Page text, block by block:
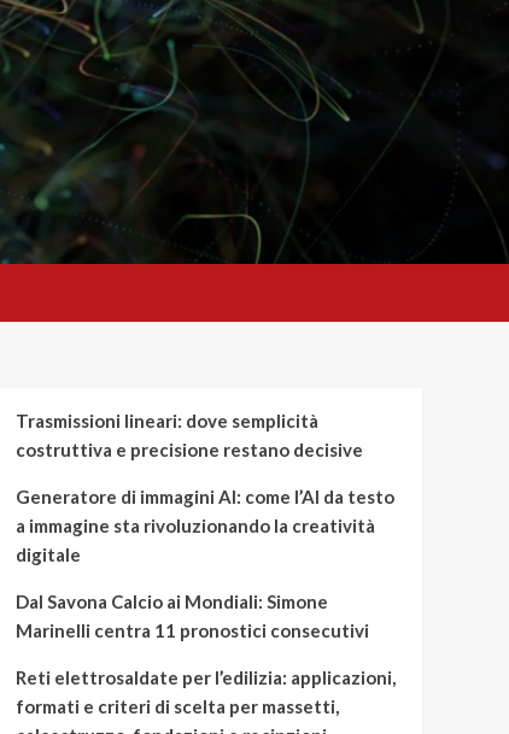
Trasmissioni lineari: dove semplicità
costruttiva e precisione restano decisive
Generatore di immagini AI: come l’AI da testo
a immagine sta rivoluzionando la creatività
digitale
Dal Savona Calcio ai Mondiali: Simone
Marinelli centra 11 pronostici consecutivi
Reti elettrosaldate per l’edilizia: applicazioni,
formati e criteri di scelta per massetti,